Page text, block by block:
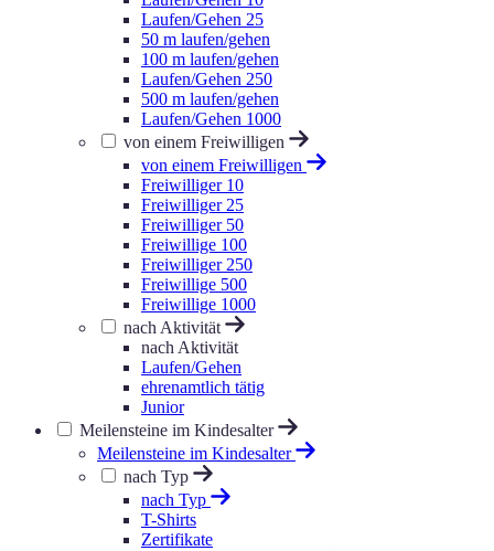
Laufen/Gehen 25
50 m laufen/gehen
100 m laufen/gehen
Laufen/Gehen 250
500 m laufen/gehen
Laufen/Gehen 1000
von einem Freiwilligen
von einem Freiwilligen
Freiwilliger 10
Freiwilliger 25
Freiwilliger 50
Freiwillige 100
Freiwilliger 250
Freiwillige 500
Freiwillige 1000
nach Aktivität
nach Aktivität
Laufen/Gehen
ehrenamtlich tätig
Junior
Meilensteine im Kindesalter
Meilensteine im Kindesalter
nach Typ
nach Typ
T-Shirts
Zertifikate